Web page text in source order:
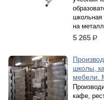
школьная
на
5 265 р.
школы,
мебели.
кафе,